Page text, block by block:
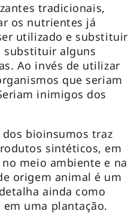
tradicionais,
os nutrientes já
utilizado e substituir
substituir alguns
Ao invés de utilizar
que seriam
inimigos dos
bioinsumos traz
sintéticos, em
meio ambiente e na
origem animal é um
ainda como
uma plantação.